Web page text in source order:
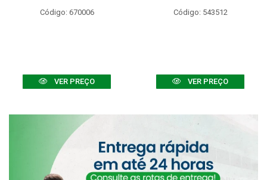
Código: 670006
VER PREÇO
Código: 543512
VER PREÇO